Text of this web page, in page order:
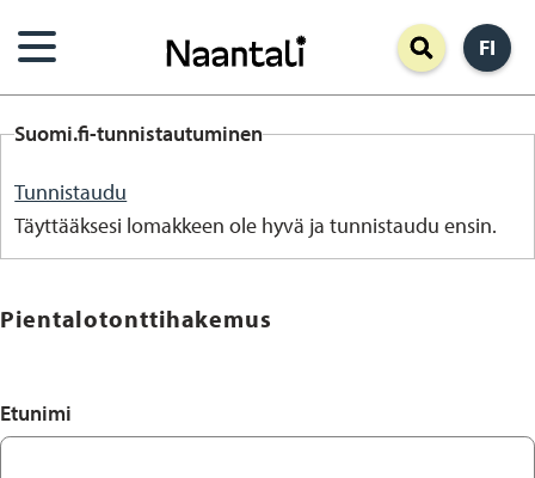
pääsisältöön
FI
Suomi.fi-tunnistautuminen
Tunnistaudu
Täyttääksesi lomakkeen ole hyvä ja tunnistaudu ensin.
Pientalotonttihakemus
henkilötiedot
Etunimi